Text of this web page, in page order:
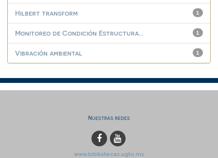
1
Hilbert transform
1
Monitoreo de Condición Estructura...
1
Vibración ambiental
Nuestras redes
www.bibliotecas.ugto.mx